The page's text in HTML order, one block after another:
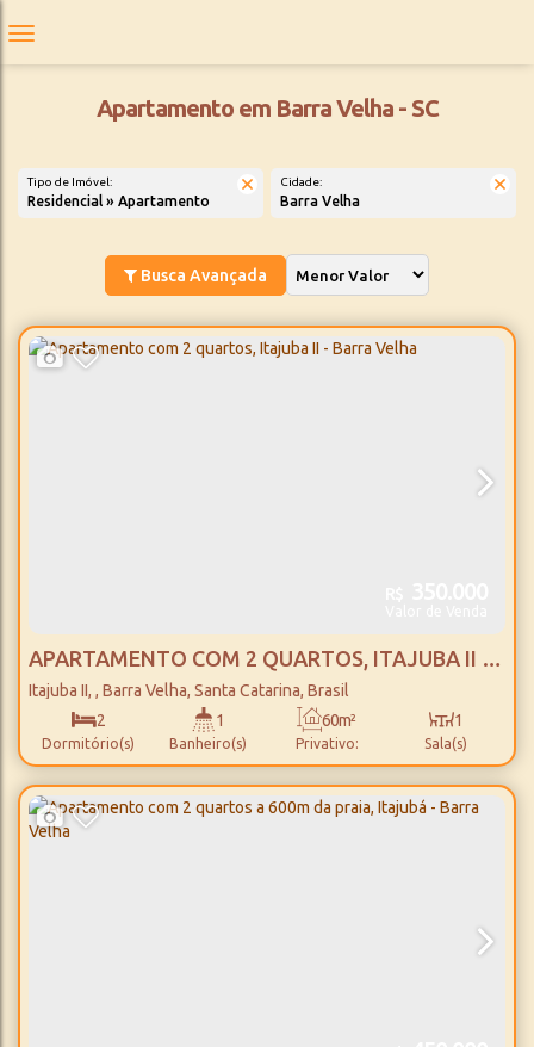
Apartamento em Barra Velha - SC
Tipo de Imóvel:
Residencial » Apartamento
Cidade:
Barra Velha
Busca Avançada
APARTAMENTO COM 2 QUARTOS, ITAJUBA II -
BARRA VELHA
Itajuba II , Barra Velha, Santa Catarina, Brasil
2
Dormitório(s)
1
Banheiro(s) Privativo:
60m² 1
Sala(s)
1
Vaga(s)
650m
Distância do Mar